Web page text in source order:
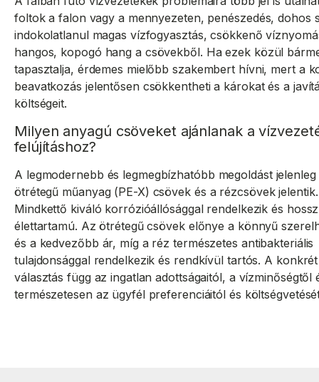
foltok a falon vagy a mennyezeten, penészedés, dohos
indokolatlanul magas vízfogyasztás, csökkenő
hangos, kopogó hang a csövekből. Ha ezek közül
tapasztalja, érdemes mielőbb szakembert hívni, mert a
beavatkozás jelentősen csökkentheti a károkat és a
költségeit.
Milyen anyagú csöveket ajánlanak a
felújításhoz?
A legmodernebb és legmegbízhatóbb megoldást jelenleg
ötrétegű műanyag (PE-X) csövek és a rézcsövek jelentik.
Mindkettő kiváló korrózióállósággal rendelkezik és
élettartamú. Az ötrétegű csövek előnye a könnyű
és a kedvezőbb ár, míg a réz természetes antibakteriális
tulajdonsággal rendelkezik és rendkívül tartós. A konkrét
választás függ az ingatlan adottságaitól, a vízminőségtől
természetesen az ügyfél preferenciáitól és